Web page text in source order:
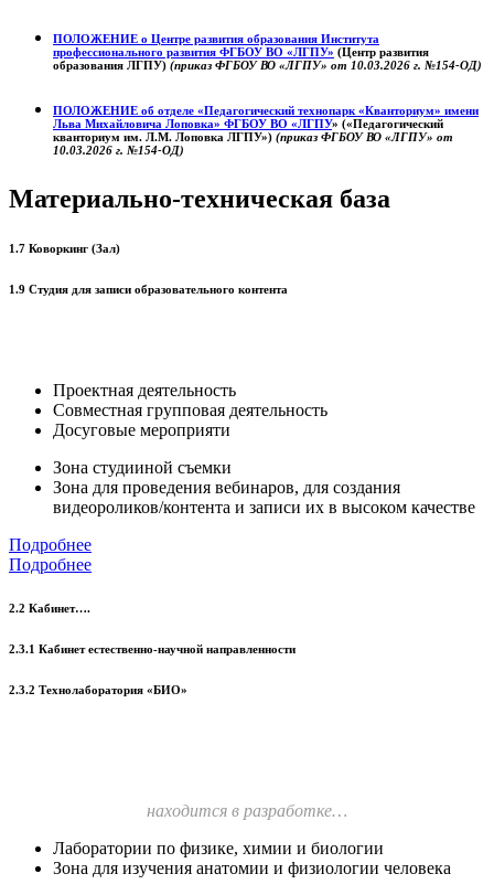
ПОЛОЖЕНИЕ о Центре развития образования Института
профессионального развития ФГБОУ ВО «ЛГПУ» (Центр развития
образования ЛГПУ) (приказ ФГБОУ ВО «ЛГПУ» от 10.03.2026 г. №154-ОД)
ПОЛОЖЕНИЕ об отделе «Педагогический технопарк «Кванториум» имени
Льва Михайловича Лоповка» ФГБОУ ВО «ЛГПУ» («Педагогический
кванториум им. Л.М. Лоповка ЛГПУ») (приказ ФГБОУ ВО «ЛГПУ» от
10.03.2026 г. №154-ОД)
Материально-техническая база
1.7 Коворкинг (Зал)
1.9 Студия для записи образовательного контента
Проектная деятельность
Совместная групповая деятельность
Досуговые мероприяти
Зона студииной съемки
Зона для проведения вебинаров, для создания
видеороликов/контента и записи их в высоком качестве
Подробнее
Подробнее
2.2 Кабинет….
2.3.1 Кабинет естественно-научной направленности
2.3.2 Технолаборатория «БИО»
находится в разработке…
Лаборатории по физике, химии и биологии
Зона для изучения анатомии и физиологии человека